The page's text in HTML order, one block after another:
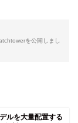
を公開しまし
ルを大量配置する